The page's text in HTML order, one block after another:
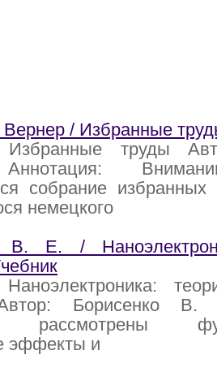
Вернер / Избранные
Избранные труды
собрание
немецкого
В. Е. /
Борисенко В.
рассмотрены
эффекты и